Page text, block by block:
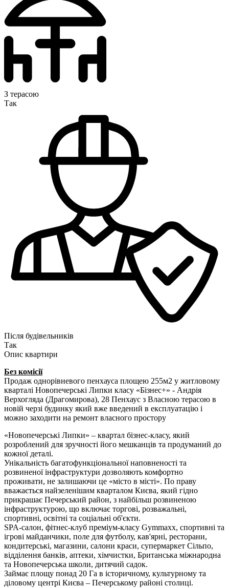
З терасою
Так
Після будівельників
Так
Опис квартири
Без комісії
Продаж однорівневого пенхауса площею 255м2 у житловому
кварталі Новопечерські Липки класу «Бізнес+» - Андрія
Верхогляда (Драгомирова), 28 Пенхаус з Власною терасою в
новій черзі будинку який вже введений в експлуатацію і
можно заходити на ремонт власного простору
«Новопечерські Липки» – квартал бізнес-класу, який
розроблений для зручності його мешканців та продуманий до
кожної деталі.
Унікальність багатофункціональної наповненості та
розвиненої інфраструктури дозволяють комфортно
проживати, не залишаючи це «місто в місті». По праву
вважається найзеленішим кварталом Києва, який гідно
прикрашає Печерський район, з найбільш розвиненою
інфраструктурою, що включає торгові, розважальні,
спортивні, освітні та соціальні об'єкти.
SPA-салон, фітнес-клуб преміум-класу Gymmaxx, спортивні та
ігрові майданчики, поле для футболу, кав'ярні, ресторани,
кондитерські, магазини, салони краси, супермаркет Сільпо,
відділення банків, аптеки, хімчистки, Британська міжнародна
та Новопечерська школи, дитячий садок.
Займає площу понад 20 Га в історичному, культурному та
діловому центрі Києва – Печерському районі столиці.